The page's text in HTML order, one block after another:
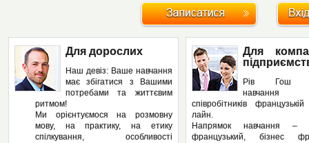
Для дорослих
Наш девіз: Ваше навчання
має збігатися з Вашими
потребами та життєвим
ритмом!
Ми орієнтуємося на розмовну
мову, на практику, на етику
спілкування, особливості
Для
Рів Гош
навчання
співробітників
лайн.
Напрямок навчання –
французький, бізнес